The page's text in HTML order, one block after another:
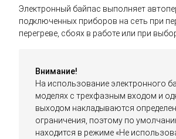
Электронный байпас выполняет
подключенных приборов на сеть при
перегреве, сбоях в работе или при
Внимание!
На использование электронного
моделях с трехфазным входом и
выходом накладываются
ограничения, поэтому по
находится в режиме «Не